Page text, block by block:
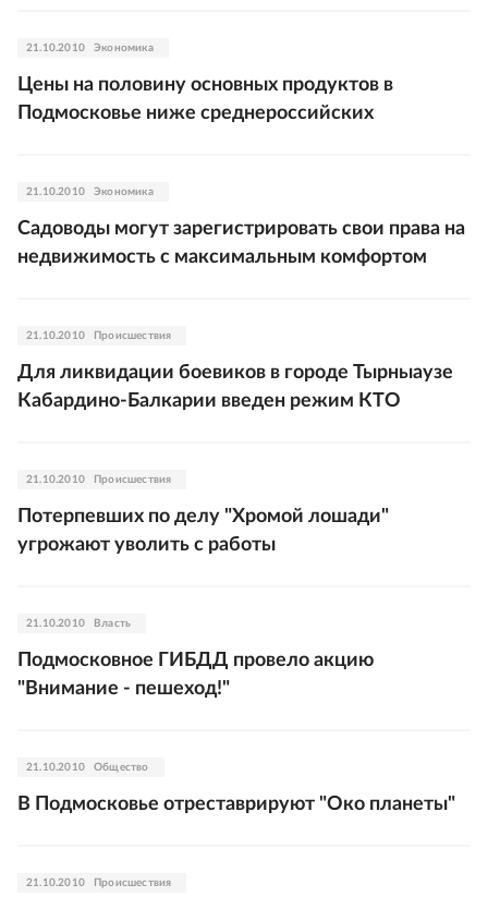
21.10.2010 Экономика
Цены на половину основных продуктов в
Подмосковье ниже среднероссийских
21.10.2010 Экономика
Садоводы могут зарегистрировать свои права на
недвижимость с максимальным комфортом
21.10.2010 Происшествия
Для ликвидации боевиков в городе Тырныаузе
Кабардино-Балкарии введен режим КТО
21.10.2010 Происшествия
Потерпевших по делу "Хромой лошади"
угрожают уволить с работы
21.10.2010 Власть
Подмосковное ГИБДД провело акцию
"Внимание - пешеход!"
21.10.2010 Общество
В Подмосковье отреставрируют "Око планеты"
21.10.2010 Происшествия